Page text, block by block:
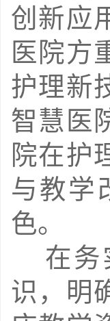
创新应
医院方
护理新
智慧医
院在护
与教学
色。
识，明